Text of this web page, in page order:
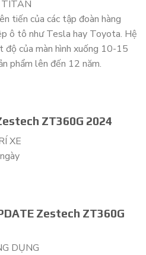
tiến của các tập đoàn hàng
ô tô như Tesla hay Toyota. Hệ
độ của màn hình xuống 10-15
phẩm lên đến 12 năm.
ZT360G 2024
XE
Zestech ZT360G
DỤNG